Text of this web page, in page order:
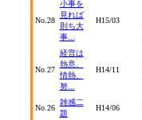
No.28
小事を
見れば
則ち大
事...
H15/03
No.27
経営は
熱意、
情熱、
努...
H14/11
No.26
雑感二
題
H14/06